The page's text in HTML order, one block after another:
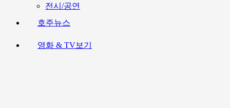
전시/공연
호주뉴스
영화 & TV보기